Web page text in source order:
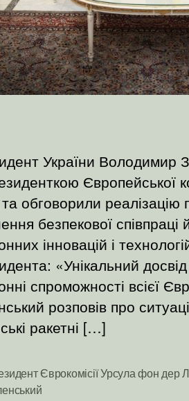
України Володимир
Європейської
обговорили
безпекової співпраці
інновацій і
«Унікальний
спроможності всієї
розповів про
ракетні […]
Єврокомісії Урсула фон дер